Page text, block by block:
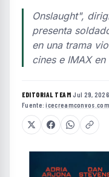
Onslaught",
presenta
en una trama
cines e IMAX
EDITORIAL TEAM·Jul 29, 2026
Fuente:icecreamconvos.com